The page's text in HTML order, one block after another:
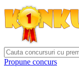
Propune concurs